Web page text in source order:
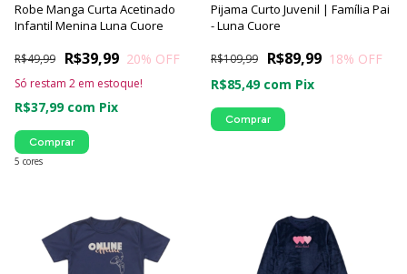
Robe Manga Curta Acetinado
Infantil Menina Luna Cuore
R$39,99
R$49,99 20% OFF
R$37,99 com Pix
Só restam 2 em estoque!
5 cores
Comprar
Pijama Curto Juvenil | Família Pai
- Luna Cuore
R$89,99
R$109,99 18% OFF
R$85,49 com Pix
Comprar